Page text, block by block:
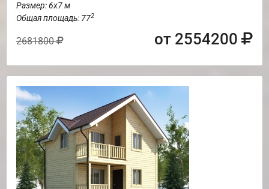
Размер: 6х7 м
Общая площадь: 772
2681800 от 2554200